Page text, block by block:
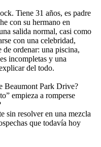
Tiene 31 años, es padre
con su hermano en
salida normal, casi como
con una celebridad,
de ordenar: una piscina,
incompletas y una
del todo.
Beaumont Park Drive?
empieza a romperse
sin resolver en una mezcla
que todavía hoy